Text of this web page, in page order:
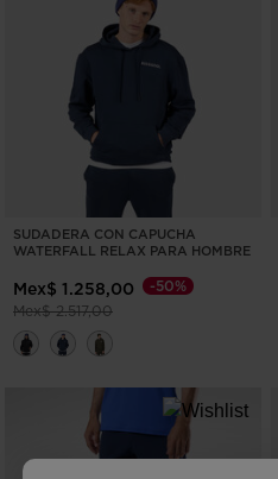
SUDADERA CON CAPUCHA
WATERFALL RELAX PARA HOMBRE
Mex$ 1.258,00
Precio reducido de
Mex$ 2.517,00a
-50%